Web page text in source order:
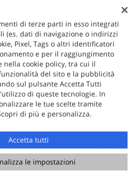
S.r.l., Tutti i diritti
sulla privacy-Cookie Policy
di terze parti in esso integrati
(es. dati di navigazione o indirizzi
Pixel, Tags o altri identificatori
e per il raggiungimento
cookie policy, tra cui il
del sito e la pubblicità
sul pulsante Accetta Tutti
di queste tecnologie. In
le tue scelte tramite
di più e personalizza.
Accetta tutti
le impostazioni